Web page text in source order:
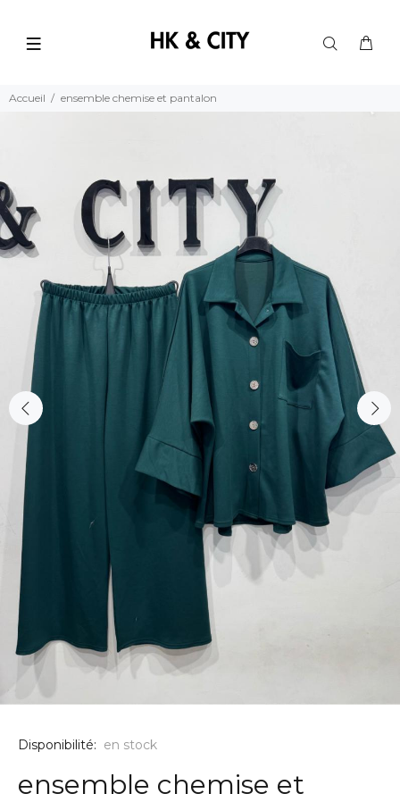
Accueil ensemble chemise et pantalon
Disponibilité: en stock
ensemble chemise et